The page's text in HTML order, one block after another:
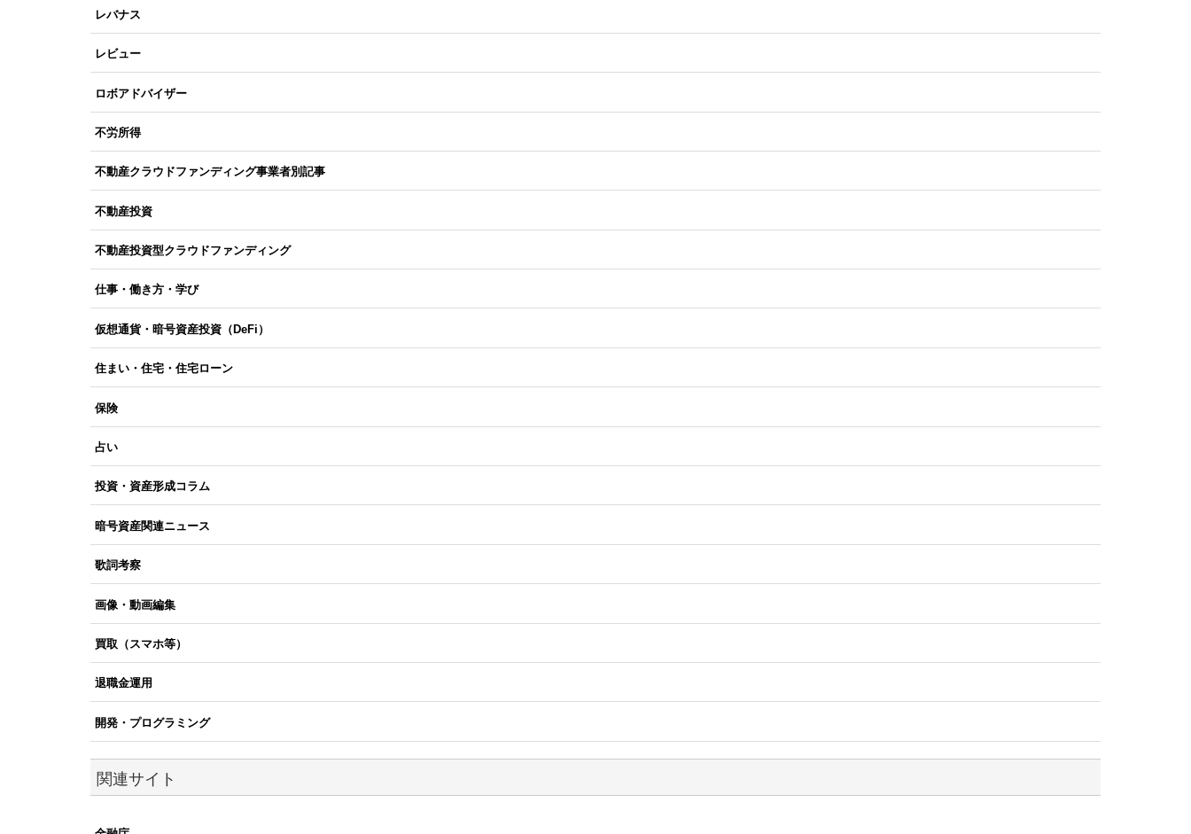
レバナス
レビュー
ロボアドバイザー
不労所得
不動産クラウドファンディング事業者別記事
不動産投資
不動産投資型クラウドファンディング
仕事・働き方・学び
仮想通貨・暗号資産投資（DeFi）
住まい・住宅・住宅ローン
保険
占い
投資・資産形成コラム
暗号資産関連ニュース
歌詞考察
画像・動画編集
買取（スマホ等）
退職金運用
開発・プログラミング
関連サイト